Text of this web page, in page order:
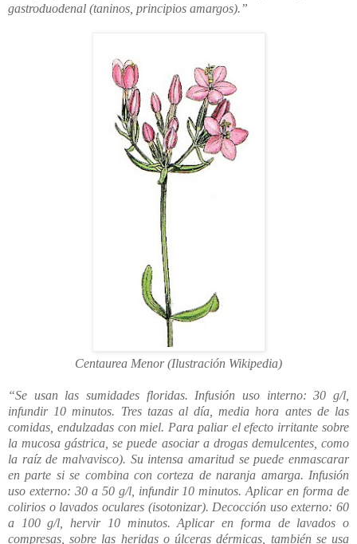
gastroduodenal (taninos, principios amargos).”
Centaurea Menor (Ilustración Wikipedia)
“Se usan las sumidades floridas. Infusión uso interno: 30 g/l,
infundir 10 minutos. Tres tazas al día, media hora antes de las
comidas, endulzadas con miel. Para paliar el efecto irritante sobre
la mucosa gástrica, se puede asociar a drogas demulcentes, como
la raíz de malvavisco). Su intensa amaritud se puede enmascarar
en parte si se combina con corteza de naranja amarga. Infusión
uso externo: 30 a 50 g/l, infundir 10 minutos. Aplicar en forma de
colirios o lavados oculares (isotonizar). Decocción uso externo: 60
a 100 g/l, hervir 10 minutos. Aplicar en forma de lavados o
compresas, sobre las heridas o úlceras dérmicas, también se usa